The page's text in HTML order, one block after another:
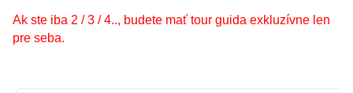
Ak ste iba 2 / 3 / 4.., budete mať tour guida exkluzívne len
pre seba.